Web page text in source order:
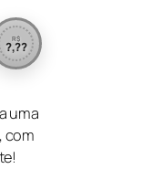
R$
?,??
uma
com